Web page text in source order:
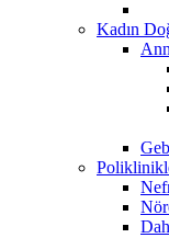
Kadın